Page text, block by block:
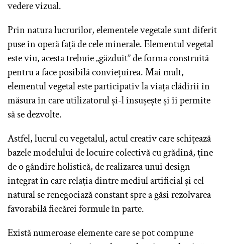
vedere vizual.
Prin natura lucrurilor, elementele vegetale sunt diferit
puse în operă față de cele minerale. Elementul vegetal
este viu, acesta trebuie „găzduit” de forma construită
pentru a face posibilă conviețuirea. Mai mult,
elementul vegetal este participativ la viața clădirii în
măsura în care utilizatorul și-l însușește și îi permite
să se dezvolte.
Astfel, lucrul cu vegetalul, actul creativ care schițează
bazele modelului de locuire colectivă cu grădină, ține
de o gândire holistică, de realizarea unui design
integrat în care relația dintre mediul artificial și cel
natural se renegociază constant spre a găsi rezolvarea
favorabilă fiecărei formule în parte.
Există numeroase elemente care se pot compune